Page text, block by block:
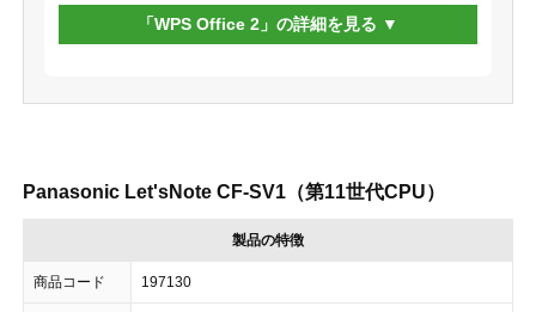
「WPS Office 2」の詳細を見る
Panasonic Let'sNote CF-SV1（第11世代CPU）
製品の特徴
商品コード 197130